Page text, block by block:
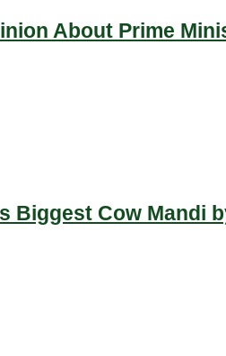
About Prime
Biggest Cow Mandi